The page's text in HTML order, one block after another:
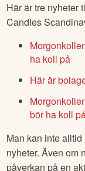
Här är tre nyheter
Candles
ha koll på
Här är
bör ha koll
Man kan inte
nyheter. Även om
påverkan på en